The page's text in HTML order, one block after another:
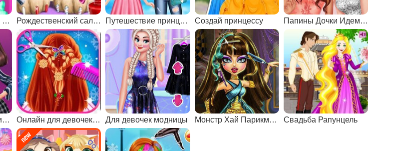
Принцессы: дизайн платьев для балерин Рождественский салон красоты Путешествие принцесс на воздушном шаре Создай принцессу Папины Дочки Идем на Бал
Ариэль и Эрик в стиле e-girl и e-boy Онлайн для девочек парикмахерская Для девочек модницы Монстр Хай Парикмахерская Свадьба Рапунцель